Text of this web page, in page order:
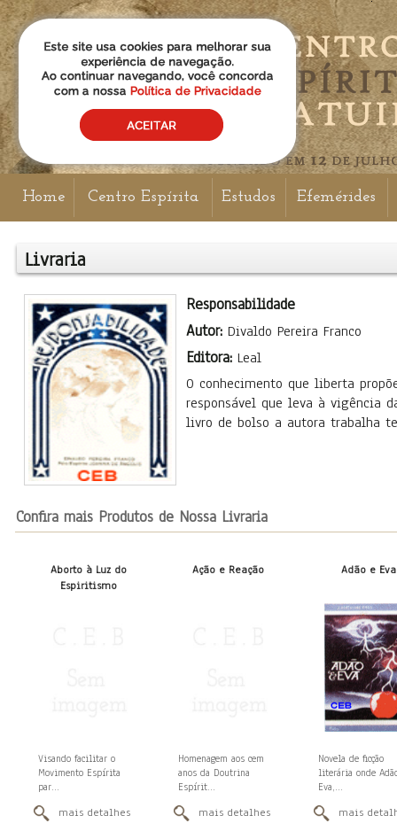
Home Centro Espírita Estudos Efemérides
Livraria
Responsabilidade
Autor: Divaldo Pereira Franco
Editora: Leal
O conhecimento que liberta
responsável que leva à vigência
livro de bolso a autora trabalha
Confira mais Produtos de Nossa Livraria
Aborto à Luz do
Espiritismo
Visando facilitar o
Movimento Espírita
par...
mais detalhes
Ação e Reação
Homenagem aos cem
anos da Doutrina
Espírit...
mais detalhes
Adão e Eva
Novela de ficção
literária onde
Eva,...
mais